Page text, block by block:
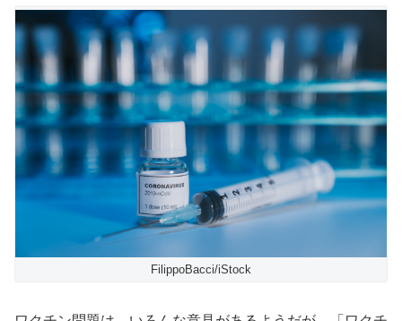
FilippoBacci/iStock